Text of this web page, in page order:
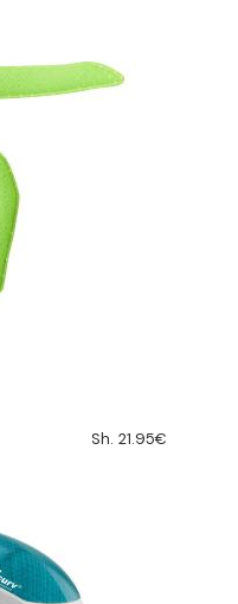
Sh. 21.95€